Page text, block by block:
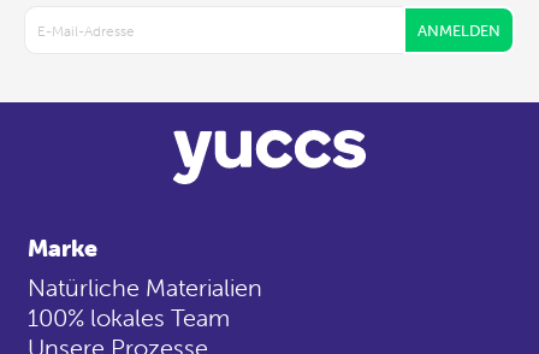
ANMELDEN
Marke
Natürliche Materialien
100% lokales Team
Unsere Prozesse